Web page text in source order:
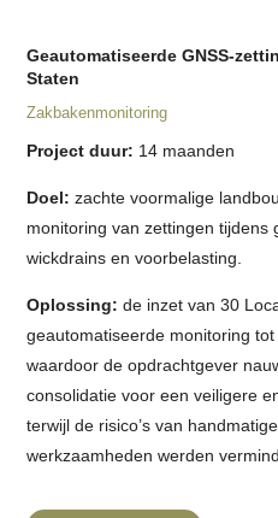
Geautomatiseerde GNSS-
Staten
Zakbakenmonitoring
Project duur: 14 maanden
Doel:zachte voormalige
monitoring van zettingen tijdens
wickdrains en voorbelasting.
Oplossing: de inzet van 30
geautomatiseerde monitoring
waardoor de opdrachtgever
consolidatie voor een veiligere
terwijl de risico’s van
werkzaamheden werden